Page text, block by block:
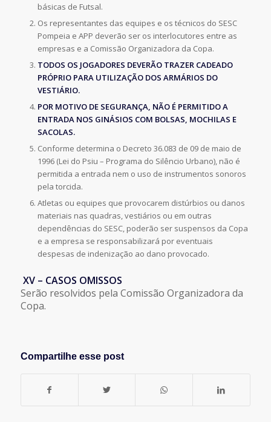
básicas de Futsal.
Os representantes das equipes e os técnicos do SESC
Pompeia e APP deverão ser os interlocutores entre as
empresas e a Comissão Organizadora da Copa.
TODOS OS JOGADORES DEVERÃO TRAZER CADEADO
PRÓPRIO PARA UTILIZAÇÃO DOS ARMÁRIOS DO
VESTIÁRIO.
POR MOTIVO DE SEGURANÇA, NÃO É PERMITIDO A
ENTRADA NOS GINÁSIOS COM BOLSAS, MOCHILAS E
SACOLAS.
Conforme determina o Decreto 36.083 de 09 de maio de
1996 (Lei do Psiu – Programa do Silêncio Urbano), não é
permitida a entrada nem o uso de instrumentos sonoros
pela torcida.
Atletas ou equipes que provocarem distúrbios ou danos
materiais nas quadras, vestiários ou em outras
dependências do SESC, poderão ser suspensos da Copa
e a empresa se responsabilizará por eventuais
despesas de indenização ao dano provocado.
XV – CASOS OMISSOS
Serão resolvidos pela Comissão Organizadora da
Copa.
Compartilhe esse post